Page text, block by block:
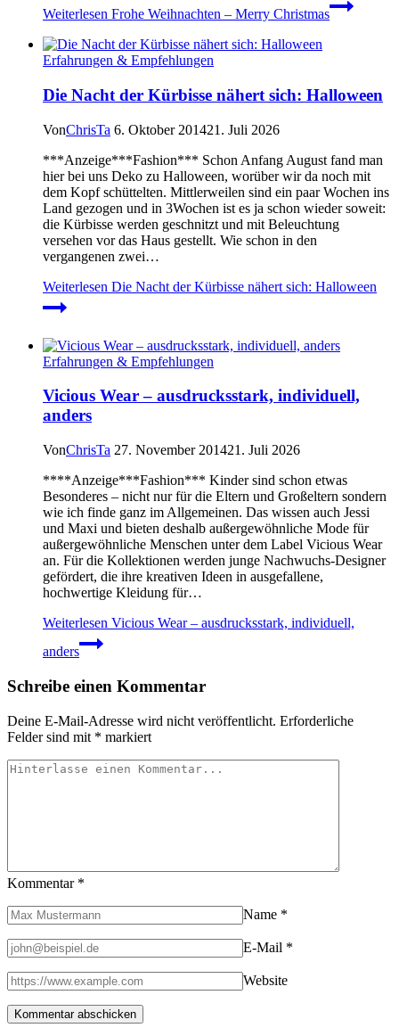
Weiterlesen Frohe Weihnachten – Merry Christmas
Erfahrungen & Empfehlungen
Die Nacht der Kürbisse nähert sich: Halloween
VonChrisTa 6. Oktober 201421. Juli 2026
***Anzeige***Fashion*** Schon Anfang August fand man
hier bei uns Deko zu Halloween, worüber wir da noch mit
dem Kopf schüttelten. Mittlerweilen sind ein paar Wochen ins
Land gezogen und in 3Wochen ist es ja schon wieder soweit:
die Kürbisse werden geschnitzt und mit Beleuchtung
versehen vor das Haus gestellt. Wie schon in den
vergangenen zwei…
Weiterlesen Die Nacht der Kürbisse nähert sich: Halloween
Erfahrungen & Empfehlungen
Vicious Wear – ausdrucksstark, individuell,
anders
VonChrisTa 27. November 201421. Juli 2026
****Anzeige***Fashion*** Kinder sind schon etwas
Besonderes – nicht nur für die Eltern und Großeltern sondern
wie ich finde ganz im Allgemeinen. Das wissen auch Jessi
und Maxi und bieten deshalb außergewöhnliche Mode für
außergewöhnliche Menschen unter dem Label Vicious Wear
an. Für die Kollektionen werden junge Nachwuchs-Designer
gefördert, die ihre kreativen Ideen in ausgefallene,
hochwertige Kleidung für…
Weiterlesen Vicious Wear – ausdrucksstark, individuell,
anders
Schreibe einen Kommentar
Deine E-Mail-Adresse wird nicht veröffentlicht. Erforderliche
Felder sind mit * markiert
Kommentar *
Name *
E-Mail *
Website